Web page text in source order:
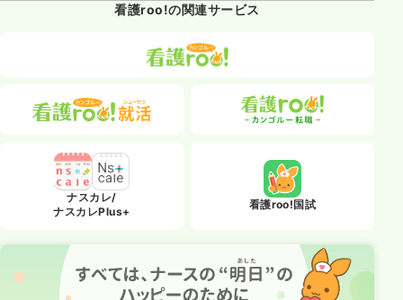
看護roo!の関連サービス
ナスカレ/
ナスカレPlus+
看護roo!国試